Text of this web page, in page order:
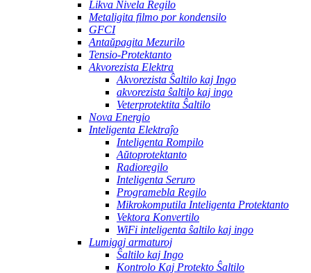
Likva Nivela Regilo
Metaligita filmo por kondensilo
GFCI
Antaŭpagita Mezurilo
Tensio-Protektanto
Akvorezista Elektra
Akvorezista Ŝaltilo kaj Ingo
akvorezista ŝaltilo kaj ingo
Veterprotektita Ŝaltilo
Nova Energio
Inteligenta Elektraĵo
Inteligenta Rompilo
Aŭtoprotektanto
Radioregilo
Inteligenta Seruro
Programebla Regilo
Mikrokomputila Inteligenta Protektanto
Vektora Konvertilo
WiFi inteligenta ŝaltilo kaj ingo
Lumigaj armaturoj
Ŝaltilo kaj Ingo
Kontrolo Kaj Protekto Ŝaltilo